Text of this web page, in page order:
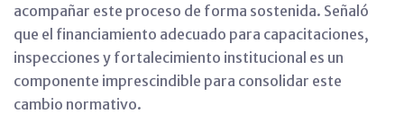
acompañar este proceso de forma sostenida. Señaló
que el financiamiento adecuado para capacitaciones,
inspecciones y fortalecimiento institucional es un
componente imprescindible para consolidar este
cambio normativo.